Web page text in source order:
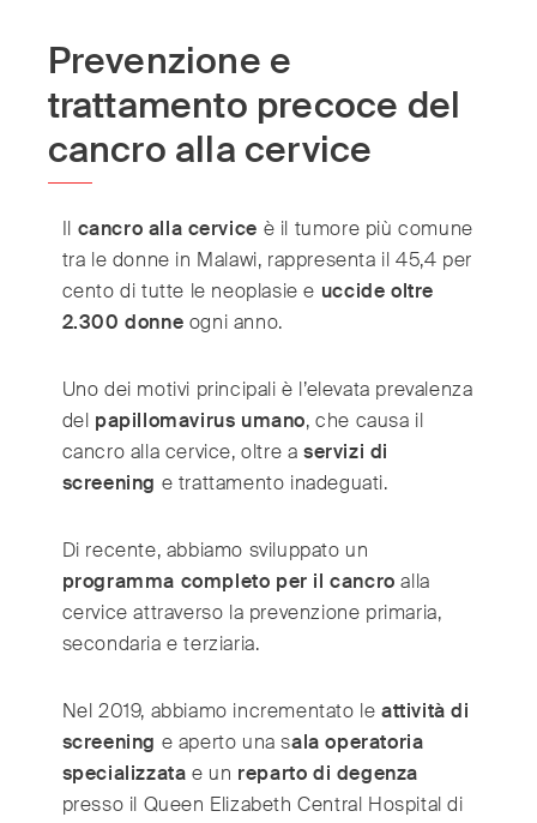
Prevenzione e
trattamento precoce del
cancro alla cervice
Il cancro alla cervice è il tumore più comune
tra le donne in Malawi, rappresenta il 45,4 per
cento di tutte le neoplasie e uccide oltre
2.300 donne ogni anno.
Uno dei motivi principali è l’elevata prevalenza
del papillomavirus umano, che causa il
cancro alla cervice, oltre aservizi di
screening e trattamento inadeguati.
Di recente, abbiamo sviluppato un
programma completo per il cancro alla
cervice attraverso la prevenzione primaria,
secondaria e terziaria.
Nel 2019, abbiamo incrementato leattività di
screening e aperto una sala operatoria
specializzata e un reparto di degenza
presso il Queen Elizabeth Central Hospital di